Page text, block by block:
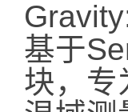
基于
块，专